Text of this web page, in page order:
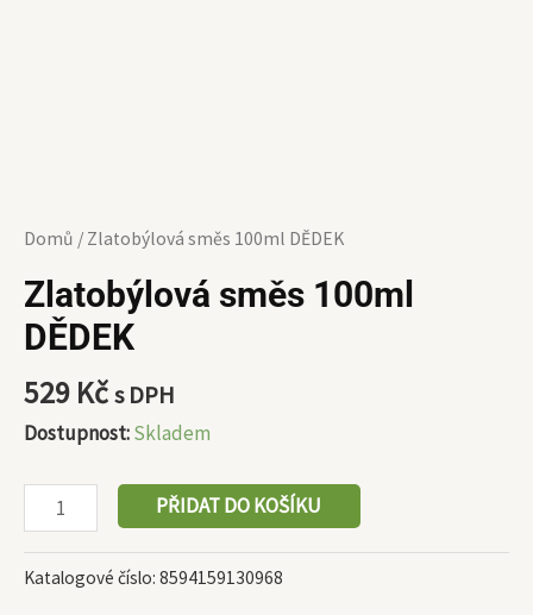
Domů / Zlatobýlová směs 100ml DĚDEK
Zlatobýlová směs 100ml
DĚDEK
529 Kčs DPH
Dostupnost:Skladem
PŘIDAT DO KOŠÍKU
Katalogové číslo: 8594159130968